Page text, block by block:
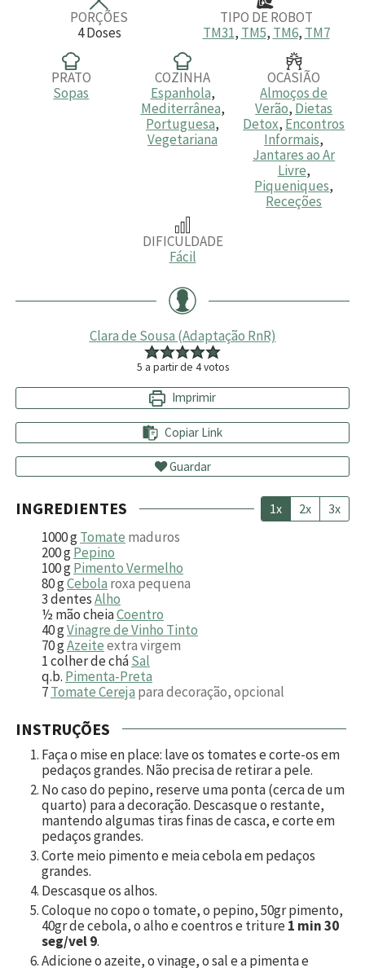
PORÇÕES
4 Doses
TIPO DE ROBOT
TM31, TM5, TM6, TM7
PRATO
Sopas
COZINHA
Espanhola,
Mediterrânea,
Portuguesa,
Vegetariana
OCASIÃO
Almoços de
Verão, Dietas
Detox, Encontros
Informais,
Jantares ao Ar
Livre,
Piqueniques,
Receções
DIFICULDADE
Fácil
Clara de Sousa (Adaptação RnR)
5 a partir de 4votos
Imprimir
Copiar Link
Guardar
INGREDIENTES 1x 2x 3x
1000gTomate maduros
200gPepino
100gPimento Vermelho
80gCebola roxa pequena
3dentesAlho
½ mão cheiaCoentro
40gVinagre de Vinho Tinto
70gAzeiteextra virgem
1colher de cháSal
q.b. Pimenta-Preta
7Tomate Cereja para decoração, opcional
INSTRUÇÕES
Faça o mise en place: lave os tomates e corte-os em
pedaços grandes. Não precisa de retirar a pele.
No caso do pepino, reserve uma ponta (cerca de um
quarto) para a decoração. Descasque o restante,
mantendo algumas tiras finas de casca, e corte em
pedaços grandes.
Corte meio pimento e meia cebola em pedaços
grandes.
Descasque os alhos.
Coloque no copo o tomate, o pepino,50gr pimento,
40gr de cebola, o alho e coentros e triture1 min 30
seg/vel 9.
Adicione o azeite, o vinage, o sal e a pimenta e